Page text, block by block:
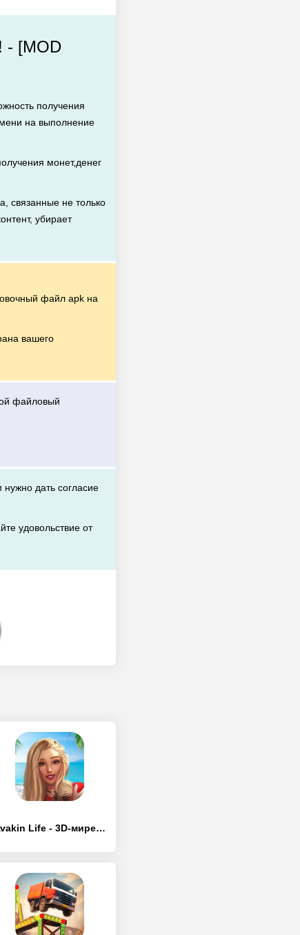
- [MOD
получения
на выполнение
монет,денег
связанные не только
убирает
файл apk на
вашего
файловый
нужно дать согласие
удовольствие от
Avakin Life - 3D-мире - [MOD Бесконечные деньги]